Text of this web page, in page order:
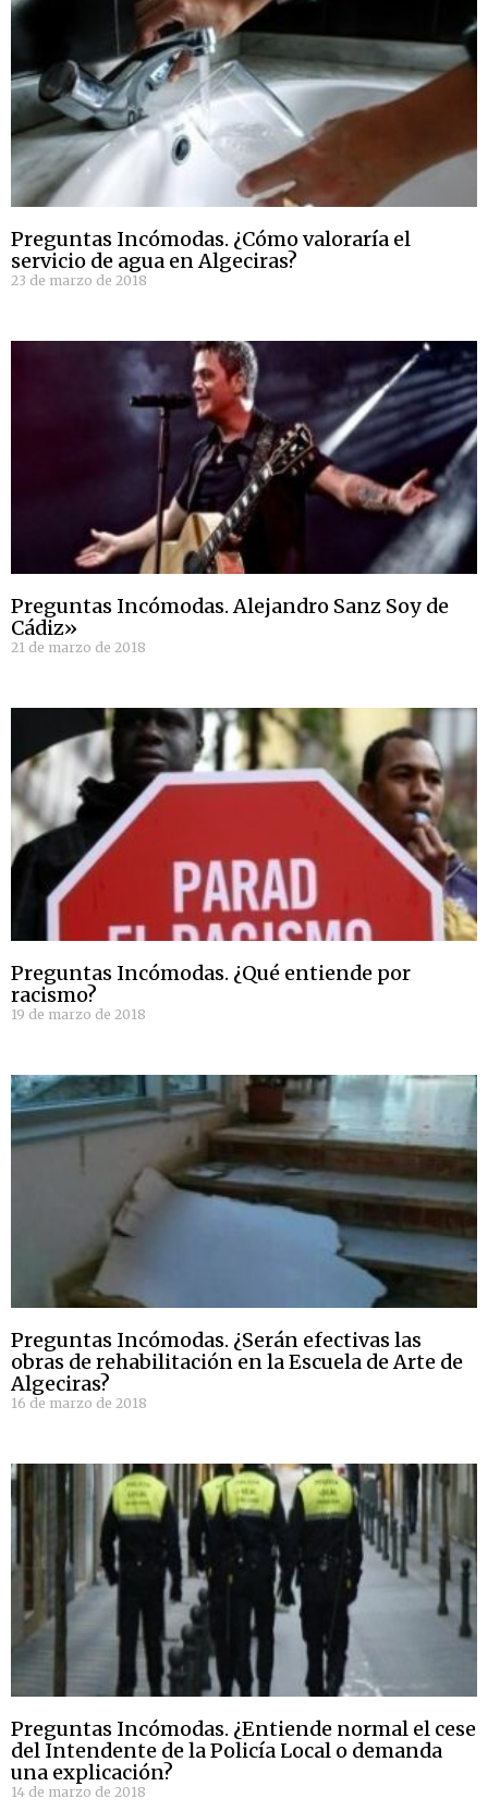
Preguntas Incómodas. ¿Cómo valoraría el
servicio de agua en Algeciras?
23 de marzo de 2018
Preguntas Incómodas. Alejandro Sanz Soy de
Cádiz»
21 de marzo de 2018
Preguntas Incómodas. ¿Qué entiende por
racismo?
19 de marzo de 2018
Preguntas Incómodas. ¿Serán efectivas las
obras de rehabilitación en la Escuela de Arte de
Algeciras?
16 de marzo de 2018
Preguntas Incómodas. ¿Entiende normal el cese
del Intendente de la Policía Local o demanda
una explicación?
14 de marzo de 2018